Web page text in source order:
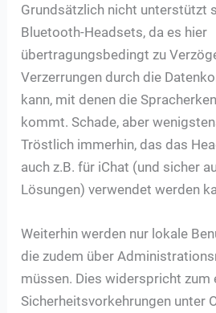
Grundsätzlich nicht unterstützt
Bluetooth-Headsets, da es hier
übertragungsbedingt zu
Verzerrungen durch die
kann, mit denen die
kommt. Schade, aber
Tröstlich immerhin, das das
auch z.B. für iChat (und sicher
Lösungen) verwendet werden
Weiterhin werden nur lokale
die zudem über
müssen. Dies widerspricht zum
Sicherheitsvorkehrungen unter